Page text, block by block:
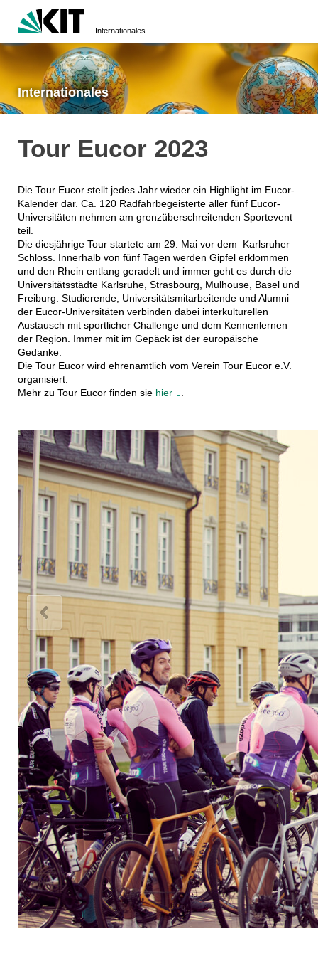
Internationales
Internationales
Tour Eucor 2023
Die Tour Eucor stellt jedes Jahr wieder ein Highlight im Eucor-
Kalender dar. Ca. 120 Radfahrbegeisterte aller fünf Eucor-
Universitäten nehmen am grenzüberschreitenden Sportevent
teil.
Die diesjährige Tour startete am 29. Mai vor dem Karlsruher
Schloss. Innerhalb von fünf Tagen werden Gipfel erklommen
und den Rhein entlang geradelt und immer geht es durch die
Universitätsstädte Karlsruhe, Strasbourg, Mulhouse, Basel und
Freiburg. Studierende, Universitätsmitarbeitende und Alumni
der Eucor-Universitäten verbinden dabei interkulturellen
Austausch mit sportlicher Challenge und dem Kennenlernen
der Region. Immer mit im Gepäck ist der europäische
Gedanke.
Die Tour Eucor wird ehrenamtlich vom Verein Tour Eucor e.V.
organisiert.
Mehr zu Tour Eucor finden sie hier .